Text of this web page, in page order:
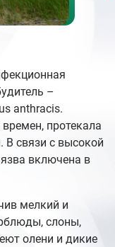
–
anthracis.
протекала
В связи с высокой
включена в
мелкий и
слоны,
олени и дикие